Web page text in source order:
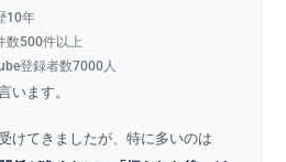
10年
数500件以上
登録者数7000人
います。
けてきましたが、特に多いのは